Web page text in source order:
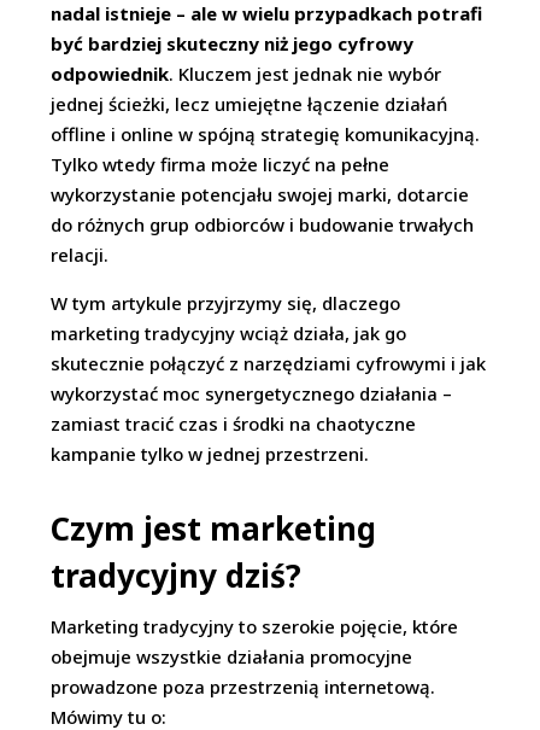
nadal istnieje – ale w wielu przypadkach potrafi
być bardziej skuteczny niż jego cyfrowy
odpowiednik. Kluczem jest jednak nie wybór
jednej ścieżki, lecz umiejętne łączenie działań
offline i online w spójną strategię komunikacyjną.
Tylko wtedy firma może liczyć na pełne
wykorzystanie potencjału swojej marki, dotarcie
do różnych grup odbiorców i budowanie trwałych
relacji.
W tym artykule przyjrzymy się, dlaczego
marketing tradycyjny wciąż działa, jak go
skutecznie połączyć z narzędziami cyfrowymi i jak
wykorzystać moc synergetycznego działania –
zamiast tracić czas i środki na chaotyczne
kampanie tylko w jednej przestrzeni.
Czym jest marketing
tradycyjny dziś?
Marketing tradycyjny to szerokie pojęcie, które
obejmuje wszystkie działania promocyjne
prowadzone poza przestrzenią internetową.
Mówimy tu o: